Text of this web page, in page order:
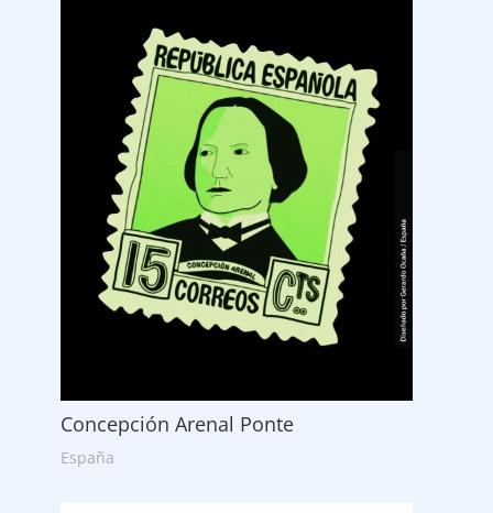
Concepción Arenal Ponte
España